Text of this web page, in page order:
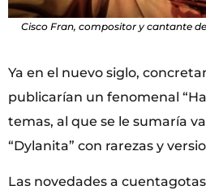
Cisco Fran, compositor y cantante
Ya en el nuevo siglo,
publicarían un fenomenal
temas, al que se le sumaría
“Dylanita” con rarezas y
Las novedades a